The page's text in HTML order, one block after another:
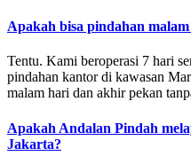
Apakah bisa pindahan
Tentu. Kami beroperasi 7 hari
pindahan kantor di kawasan
malam hari dan akhir pekan
Apakah Andalan Pindah
Jakarta?